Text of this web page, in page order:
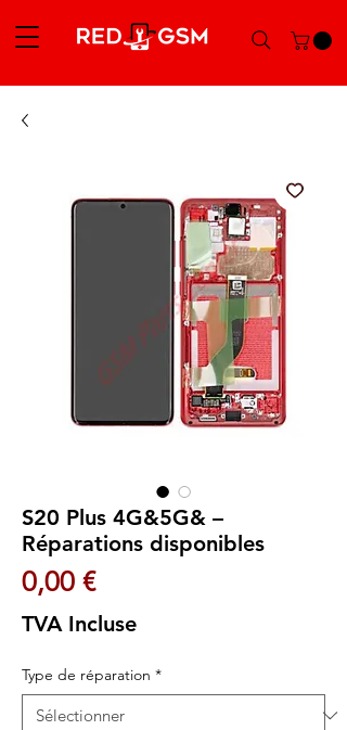
S20 Plus 4G&5G& –
Réparations disponibles
0,00 €Prix
TVA Incluse
Type de réparation *